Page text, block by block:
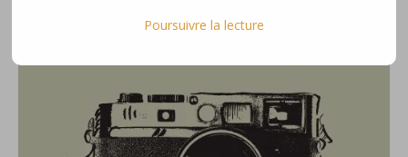
Poursuivre la lecture